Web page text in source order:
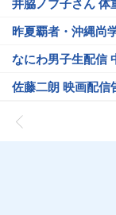
昨夏覇者・沖縄尚
なにわ男子生配信
佐藤二朗 映画配信